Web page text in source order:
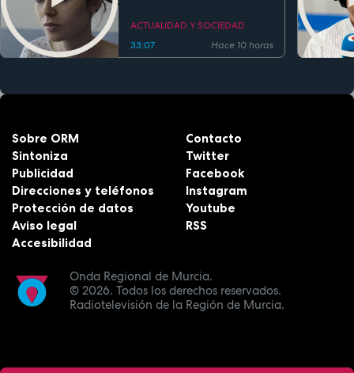
ACTUALIDAD Y SOCIEDAD
33:07
Hace 10 horas
Onda Regional de Murcia.
© 2026. Todos los derechos reservados.
Radiotelevisión de la Región de Murcia.
Sobre ORM
Sintoniza
Publicidad
Direcciones y teléfonos
Protección de datos
Aviso legal
Accesibilidad
Contacto
Twitter
Facebook
Instagram
Youtube
RSS